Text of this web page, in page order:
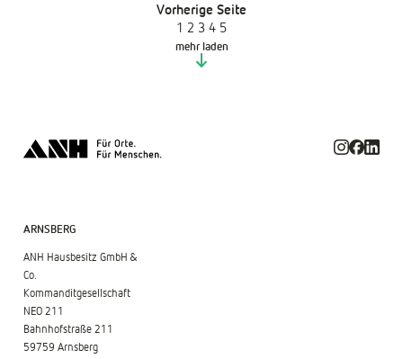
Vorherige Seite
1 2 3 4 5
mehr laden
ARNSBERG
ANH Hausbesitz GmbH &
Co.
Kommanditgesellschaft
NEO 211
Bahnhofstraße 211
59759 Arnsberg